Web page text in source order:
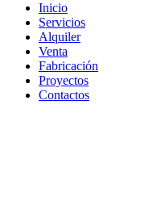
Inicio
Servicios
Alquiler
Venta
Fabricación
Proyectos
Contactos